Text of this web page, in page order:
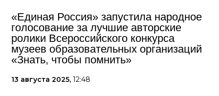
«Единая Россия» запустила народное
голосование за лучшие авторские
ролики Всероссийского конкурса
музеев образовательных организаций
«Знать, чтобы помнить»
13 августа 2025, 12:48